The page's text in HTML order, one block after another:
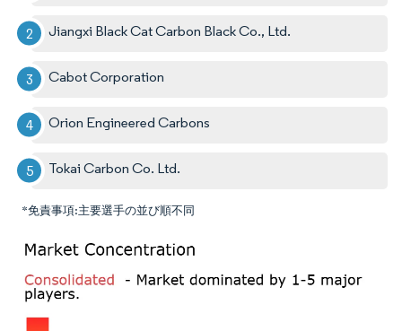
Jiangxi Black Cat Carbon Black Co., Ltd.
Cabot Corporation
Orion Engineered Carbons
Tokai Carbon Co. Ltd.
*免責事項:主要選手の並び順不同